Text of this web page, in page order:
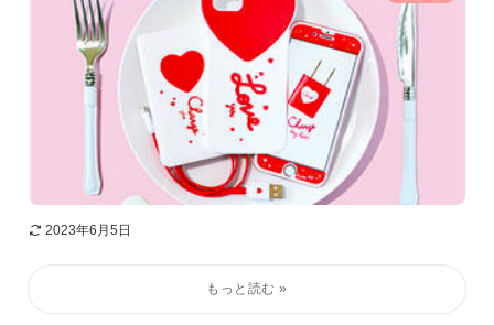
2023年6月5日